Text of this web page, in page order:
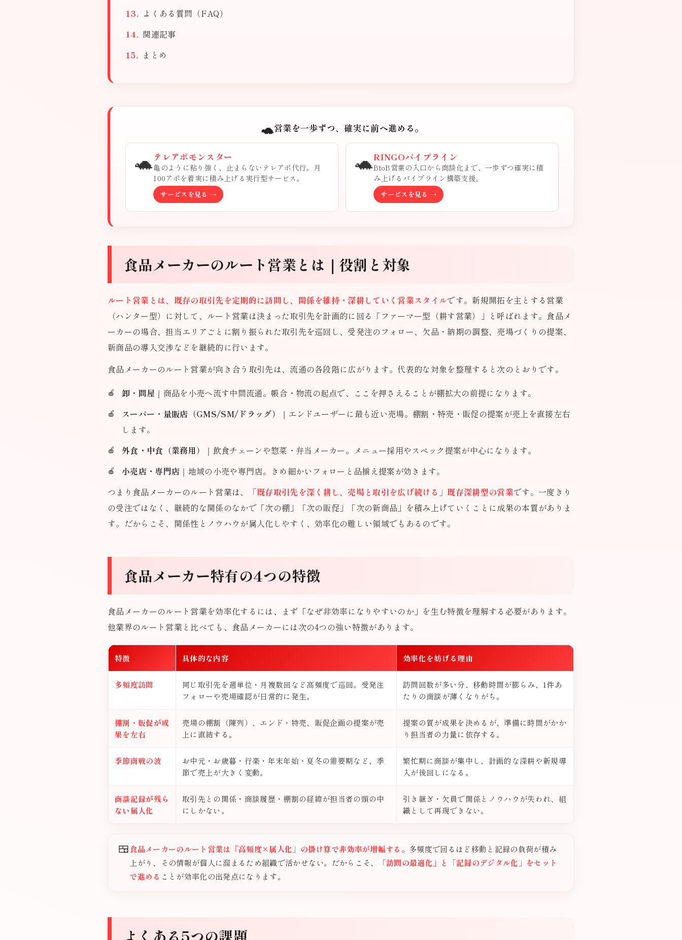
よくある質問（FAQ）
関連記事
まとめ
🐢営業を一歩ずつ、確実に前へ進める。
🐢 テレアポモンスター
亀のように粘り強く、止まらないテレアポ代行。月
100アポを着実に積み上げる実行型サービス。
サービスを見る →
🐢RINGOパイプライン
BtoB営業の入口から商談化まで、一歩ずつ確実に積
み上げるパイプライン構築支援。
サービスを見る →
食品メーカーのルート営業とは｜役割と対象
ルート営業とは、既存の取引先を定期的に訪問し、関係を維持・深耕していく営業スタイルです。新規開拓を主とする営業
（ハンター型）に対して、ルート営業は決まった取引先を計画的に回る「ファーマー型（耕す営業）」と呼ばれます。食品メ
ーカーの場合、担当エリアごとに割り振られた取引先を巡回し、受発注のフォロー、欠品・納期の調整、売場づくりの提案、
新商品の導入交渉などを継続的に行います。
食品メーカーのルート営業が向き合う取引先は、流通の各段階に広がります。代表的な対象を整理すると次のとおりです。
卸・問屋 ｜商品を小売へ流す中間流通。帳合・物流の起点で、ここを押さえることが棚拡大の前提になります。
スーパー・量販店（GMS/SM/ドラッグ）
｜エンドユーザーに最も近い売場。棚割・特売・販促の提案が売上を直接左右
します。
外食・中食（業務用）
｜飲食チェーンや惣菜・弁当メーカー。メニュー採用やスペック提案が中心になります。
小売店・専門店 ｜地域の小売や専門店。きめ細かいフォローと品揃え提案が効きます。
つまり食品メーカーのルート営業は、
「既存取引先を深く耕し、売場と取引を広げ続ける」既存深耕型の営業です。一度きり
の受注ではなく、継続的な関係のなかで「次の棚」「次の販促」「次の新商品」を積み上げていくことに成果の本質がありま
す。だからこそ、関係性とノウハウが属人化しやすく、効率化の難しい領域でもあるのです。
食品メーカー特有の4つの特徴
食品メーカーのルート営業を効率化するには、まず「なぜ非効率になりやすいのか」を生む特徴を理解する必要があります。
他業界のルート営業と比べても、食品メーカーには次の4つの強い特徴があります。
特徴 具体的な内容 効率化を妨げる理由
多頻度訪問
同じ取引先を週単位・月複数回など高頻度で巡回。受発注
フォローや売場確認が日常的に発生。
訪問回数が多い分、移動時間が膨らみ、1件あ
たりの商談が薄くなりがち。
棚割・販促が成
果を左右
売場の棚割（陳列）、エンド・特売、販促企画の提案が売
上に直結する。
提案の質が成果を決めるが、準備に時間がかか
り担当者の力量に依存する。
季節商戦の波
お中元・お歳暮・行楽・年末年始・夏冬の需要期など、季
節で売上が大きく変動。
繁忙期に商談が集中し、計画的な深耕や新規導
入が後回しになる。
商談記録が残ら
ない属人化
取引先との関係・商談履歴・棚割の経緯が担当者の頭の中
にしかない。
引き継ぎ・欠員で関係とノウハウが失われ、組
織として再現できない。
🍱食品メーカーのルート営業は「高頻度×属人化」の掛け算で非効率が増幅する。 多頻度で回るほど移動と記録の負荷が積み
上がり、その情報が個人に溜まるため組織で活かせない。だからこそ、
「訪問の最適化」と「記録のデジタル化」をセット
で進める ことが効率化の出発点になります。
よくある5つの課題